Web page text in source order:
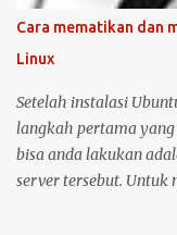
terkoneksi dengan
keduanya. Kemudian
ketik printer, untuk
Cara mematikan dan
Linux
Setelah instalasi
langkah pertama yang
bisa anda lakukan
server tersebut.